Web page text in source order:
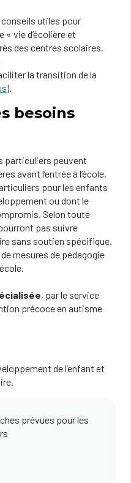
utiles pour
vie d’écolière et
des centres scolaires.
la transition de la
).
besoins
particuliers peuvent
avant l’entrée à l’école.
pour les enfants
ou dont le
Selon toute
pas suivre
sans soutien spécifique.
mesures de pédagogie
, par le service
précoce en autisme
de l’enfant et
prévues pour les